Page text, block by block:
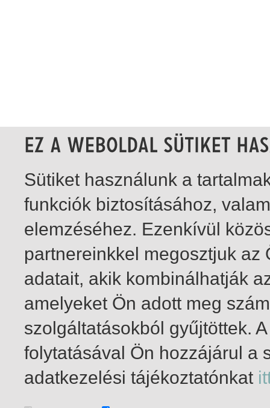
1-6 / insgesamt 6 Treffer
Sütiket használunk a
funkciók biztosításához,
elemzéséhez. Ezenkívül
partnereinkkel megosztjuk
adatait, akik kombinálhatják
amelyeket Ön adott meg
szolgáltatásokból gyűjtöttek.
folytatásával Ön hozzájárul a
adatkezelési tájékoztatónkat